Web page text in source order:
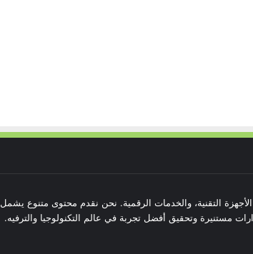
التقنية، والخدمات الرقمية. نحن نقدم محتوى متنوع يشمل
مستنيرة وتحقيق أفضل تجربة في عالم التكنولوجيا والترفيه.